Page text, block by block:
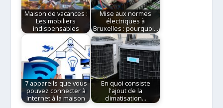
Maison de vacances :
Les mobiliers
indispensables
Mise aux normes
électriques à
Bruxelles : pourquoi…
7 appareils que vous
pouvez connecter à
Internet à la maison
En quoi consiste
l'ajout de la
climatisation…